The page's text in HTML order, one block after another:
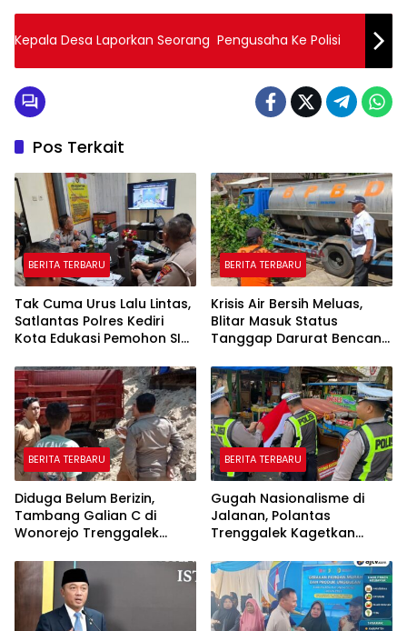
Kepala Desa Laporkan Seorang Pengusaha Ke Polisi
Pos Terkait
BERITA TERBARU
Tak Cuma Urus Lalu Lintas,
Satlantas Polres Kediri
Kota Edukasi Pemohon SIM
Pelatihan AI
BERITA TERBARU
Krisis Air Bersih Meluas,
Blitar Masuk Status
Tanggap Darurat Bencana
BERITA TERBARU
Diduga Belum Berizin,
Tambang Galian C di
Wonorejo Trenggalek
BERITA TERBARU
Gugah Nasionalisme di
Jalanan, Polantas
Trenggalek Kagetkan